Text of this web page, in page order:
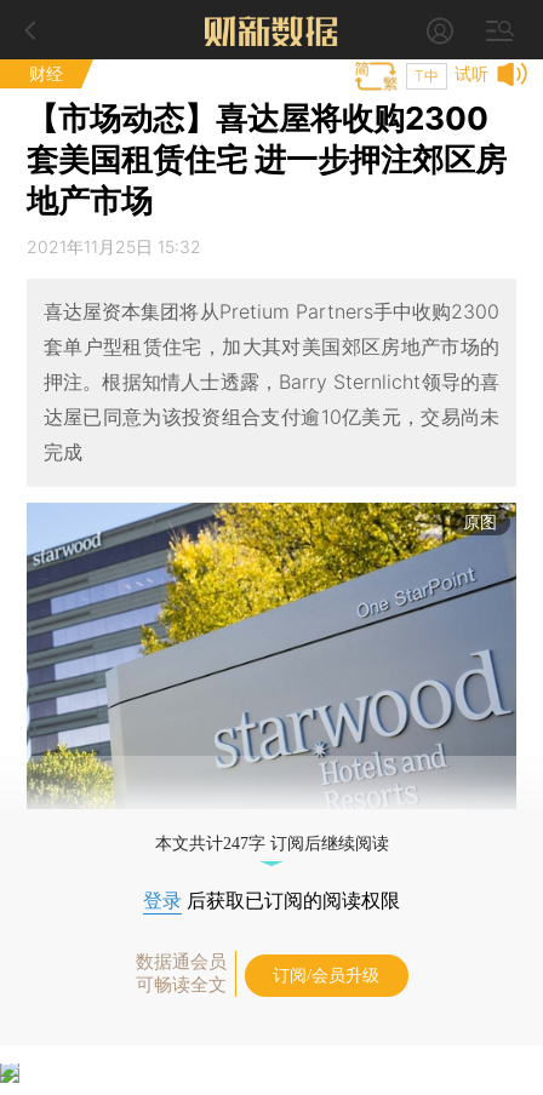
财经 试听
T中
【市场动态】喜达屋将收购2300
套美国租赁住宅 进一步押注郊区房
地产市场
2021年11月25日 15:32
喜达屋资本集团将从Pretium Partners手中收购2300
套单户型租赁住宅，加大其对美国郊区房地产市场的
押注。根据知情人士透露，Barry Sternlicht领导的喜
达屋已同意为该投资组合支付逾10亿美元，交易尚未
完成
原图
本文共计247字 订阅后继续阅读
登录 后获取已订阅的阅读权限
数据通会员
可畅读全文
订阅/会员升级